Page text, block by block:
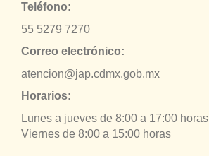
Teléfono:
55 5279 7270
Correo electrónico:
atencion@jap.cdmx.gob.mx
Horarios:
Lunes a jueves de 8:00 a 17:00 horas
Viernes de 8:00 a 15:00 horas